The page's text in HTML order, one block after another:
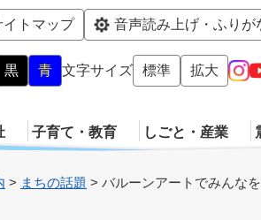
メニューを飛ばして本文へ
イトマップ 音声読み上げ・ふりが
黒 青 文字サイズ 標準 拡大
子育て・教育 しごと・産業
> まちの話題 > バルーンアートでみんな